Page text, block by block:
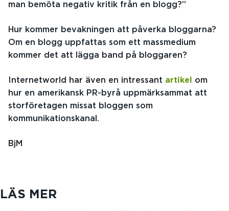
man bemöta negativ kritik från en blogg?”
Hur kommer bevakningen att påverka bloggarna?
Om en blogg uppfattas som ett massmedium
kommer det att lägga band på bloggaren?
Internetworld har även en intressant artikel om
hur en amerikansk PR-byrå uppmärksammat att
storföretagen missat bloggen som
kommunikationskanal.
BjM
LÄS MER